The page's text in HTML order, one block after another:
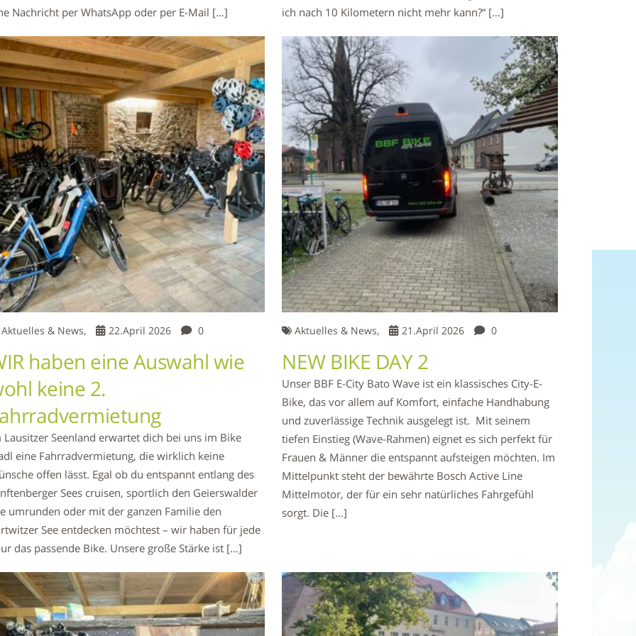
Nachricht per WhatsApp oder per E-Mail […]
ich nach 10 Kilometern nicht mehr kann?“ […]
Aktuelles & News, 22.April 2026 0
haben eine Auswahl wie
keine 2.
Lausitzer Seenland erwartet dich bei uns im Bike
eine Fahrradvermietung, die wirklich keine
offen lässt. Egal ob du entspannt entlang des
Sees cruisen, sportlich den Geierswalder
umrunden oder mit der ganzen Familie den
See entdecken möchtest – wir haben für jede
das passende Bike. Unsere große Stärke ist […]
Aktuelles & News, 21.April 2026 0
NEW BIKE DAY 2
Unser BBF E-City Bato Wave ist ein klassisches City-E-
Bike, das vor allem auf Komfort, einfache Handhabung
und zuverlässige Technik ausgelegt ist. Mit seinem
tiefen Einstieg (Wave-Rahmen) eignet es sich perfekt für
Frauen & Männer die entspannt aufsteigen möchten. Im
Mittelpunkt steht der bewährte Bosch Active Line
Mittelmotor, der für ein sehr natürliches Fahrgefühl
sorgt. Die […]